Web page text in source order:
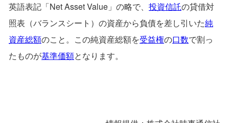
英語表記「Net Asset Value」の略で、 投資信託の貸借対
照表（バランスシート）の資産から負債を差し引いた純
資産総額のこと。この純資産総額を受益権の口数で割っ
たものが基準価額となります。